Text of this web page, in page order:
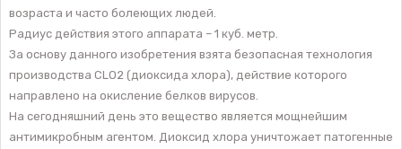
возраста и часто болеющих людей.
Радиус действия этого аппарата – 1 куб. метр.
За основу данного изобретения взята безопасная технология
производства CLO2 (диоксида хлора), действие которого
направлено на окисление белков вирусов.
На сегодняшний день это вещество является мощнейшим
антимикробным агентом. Диоксид хлора уничтожает патогенные